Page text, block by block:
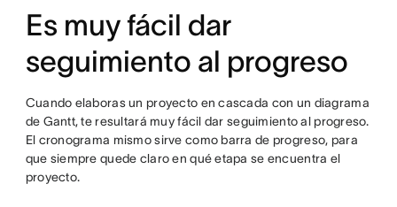
Es muy fácil dar
seguimiento al progreso
Cuando elaboras un proyecto en cascada con un diagrama
de Gantt, te resultará muy fácil dar seguimiento al progreso.
El cronograma mismo sirve como barra de progreso, para
que siempre quede claro en qué etapa se encuentra el
proyecto.